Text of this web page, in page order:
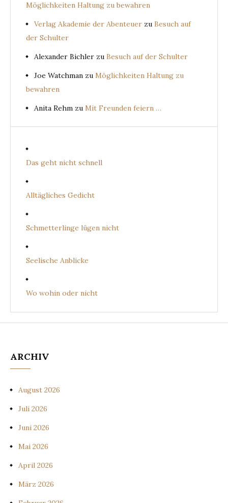
Möglichkeiten Haltung zu bewahren
Verlag Akademie der Abenteuer zu Besuch auf
der Schulter
Alexander Bichler zu Besuch auf der Schulter
Joe Watchman zu Möglichkeiten Haltung zu
bewahren
Anita Rehm zu Mit Freunden feiern …
Das geht nicht schnell
Alltägliches Gedicht
Schmetterlinge lügen nicht
Seelische Anblicke
Wo wohin oder nicht
ARCHIV
August 2026
Juli 2026
Juni 2026
Mai 2026
April 2026
März 2026